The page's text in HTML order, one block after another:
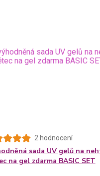
2 hodnocení
sada UV gelů na
na gel zdarma BASIC SET